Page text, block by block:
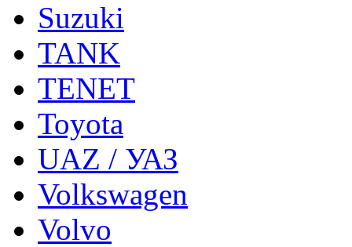
Suzuki
TANK
TENET
Toyota
UAZ / УАЗ
Volkswagen
Volvo